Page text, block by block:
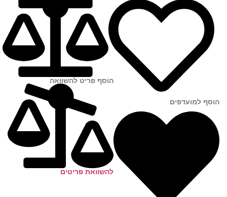
הוסף למועדפים
הוסף פריט להשוואה
להשוואת פריטים